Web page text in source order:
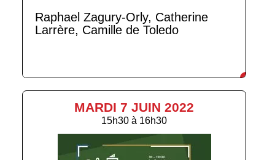
Raphael Zagury-Orly, Catherine
Larrère, Camille de Toledo
MARDI 7 JUIN 2022
15h30 à 16h30